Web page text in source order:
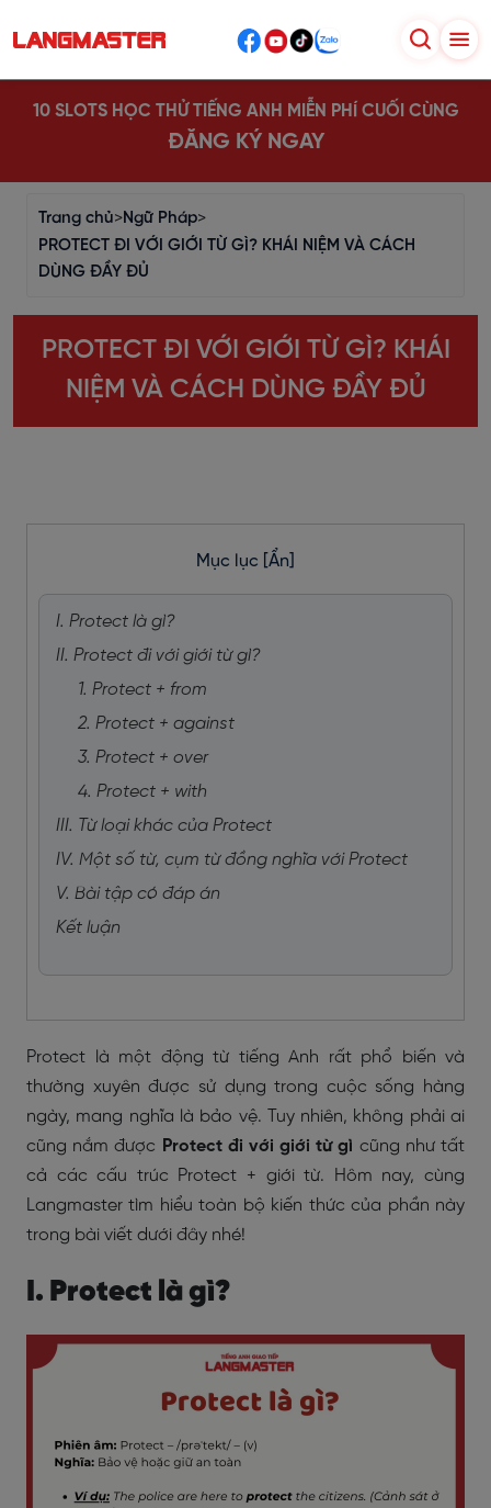
10 SLOTS HỌC THỬ TIẾNG ANH MIỄN PHÍ CUỐI CÙNG
ĐĂNG KÝ NGAY
Trang chủ>Ngữ Pháp>
PROTECT ĐI VỚI GIỚI TỪ GÌ? KHÁI NIỆM VÀ CÁCH
DÙNG ĐẦY ĐỦ
PROTECT ĐI VỚI GIỚI TỪ GÌ? KHÁI
NIỆM VÀ CÁCH DÙNG ĐẦY ĐỦ
Mục lục [Ẩn]
I. Protect là gì?
II. Protect đi với giới từ gì?
1. Protect + from
2. Protect + against
3. Protect + over
4. Protect + with
III. Từ loại khác của Protect
IV. Một số từ, cụm từ đồng nghĩa với Protect
V. Bài tập có đáp án
Kết luận
Protect là một động từ tiếng Anh rất phổ biến và
thường xuyên được sử dụng trong cuộc sống hàng
ngày, mang nghĩa là bảo vệ. Tuy nhiên, không phải ai
cũng nắm được Protect đi với giới từ gì cũng như tất
cả các cấu trúc Protect + giới từ. Hôm nay, cùng
Langmaster tìm hiểu toàn bộ kiến thức của phần này
trong bài viết dưới đây nhé!
I. Protect là gì?